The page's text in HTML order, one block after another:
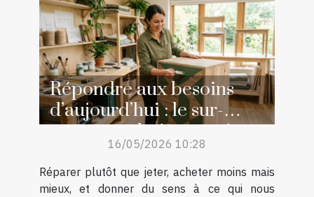
Répondre aux besoins
d’aujourd’hui : le sur-
mesure, solution aussi
écologique qu’esthétique
16/05/2026 10:28
Réparer plutôt que jeter, acheter moins mais
mieux, et donner du sens à ce qui nous